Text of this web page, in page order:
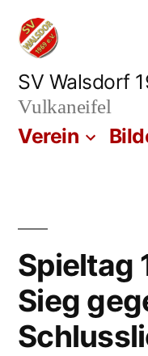
Zum
Inhalt
springen
SV Walsdorf
Vulkaneifel
Verein
Spieltag
Sieg